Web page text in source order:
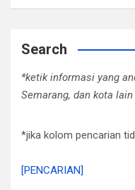
Search
*ketik informasi yang
Semarang, dan kota lain
*jika kolom pencarian
[PENCARIAN]